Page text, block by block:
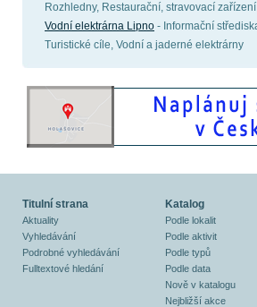
Rozhledny, Restaurační, stravovací zařízení
Vodní elektrárna Lipno - Informační
Turistické cíle, Vodní a jaderné elektrárny
Titulní strana
Aktuality
Vyhledávání
Podrobné vyhledávání
Fulltextové hledání
Katalog
Podle lokalit
Podle aktivit
Podle typů
Podle data
Nově v katalogu
Nejbližší akce